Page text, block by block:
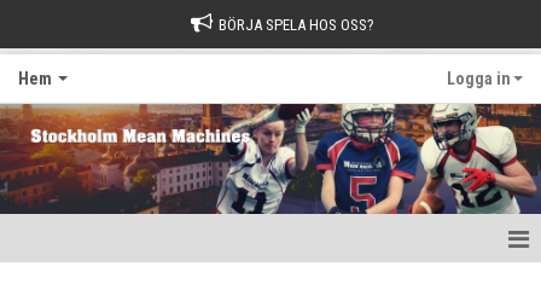
BÖRJA SPELA HOS OSS?
Hem Logga in